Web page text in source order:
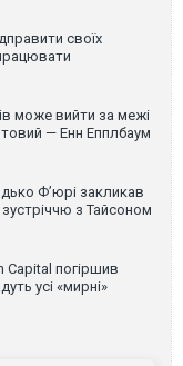
своїх
може вийти за межі
— Енн Епплбаум
Ф’юрі закликав
з Тайсоном
погіршив
усі «мирні»